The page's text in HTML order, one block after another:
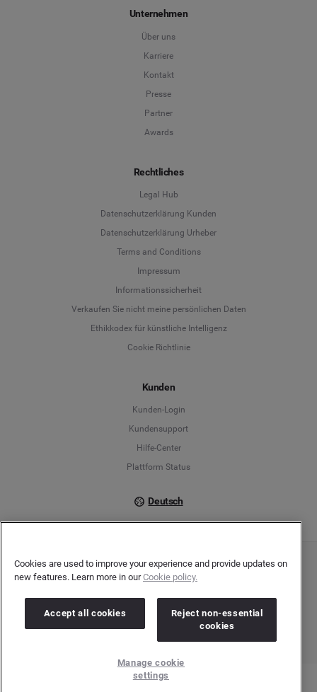
Unternehmen
Über uns
Karriere
Kontakt
Presse
Partner
Awards
Rechtliches
Legal Hub
Datenschutzerklärung Kunden
Datenschutzerklärung Urheber
Terms and Conditions
Impressum
Informationssicherheit
Verkaufen Sie nicht meine persönlichen Daten
Ethikkodex für künstliche Intelligenz
Cookie Richtlinie
Kunden
Kunden-Login
Kundensupport
Hilfe-Center
Plattform Status
Deutsch
Deutsch
English
Copyright © 2026 Brandwatch. Alle Rechte vorbehalten. De-Saint-Exupéry-Straße 10,
60549 Frankfurt/Main
Cookies are used to improve your experience and provide updates on
new features. Learn more in ourCookie policy.
Accept all cookies
Reject non-essential
cookies
Manage cookie
settings